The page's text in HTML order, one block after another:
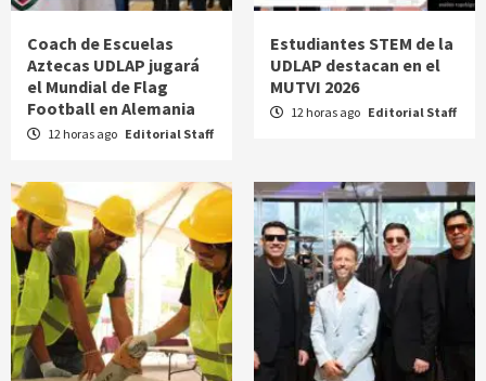
Coach de Escuelas
Aztecas UDLAP jugará
el Mundial de Flag
Football en Alemania
12 horas ago Editorial Staff
Estudiantes STEM de la
UDLAP destacan en el
MUTVI 2026
12 horas ago Editorial Staff